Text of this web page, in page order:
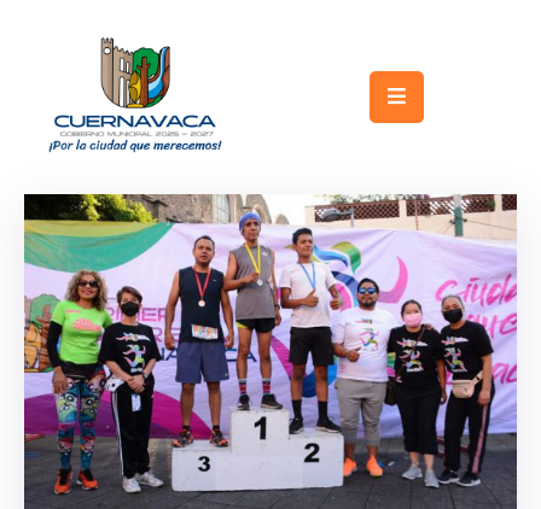
Gobierno
Turismo
Trámites
y
Servicios
Licitaciones
Transparencia
Directorio